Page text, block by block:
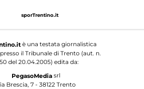
è una testata giornalistica
il Tribunale di Trento (aut. n.
del 20.04.2005) edita da:
PegasoMediasrl
Brescia, 7 - 38122 Trento